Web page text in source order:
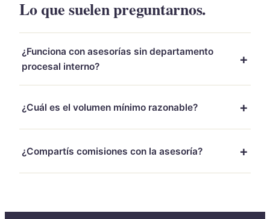
Lo que suelen preguntarnos.
¿Funciona con asesorías sin departamento
procesal interno?
+
¿Cuál es el volumen mínimo razonable? +
¿Compartís comisiones con la asesoría? +